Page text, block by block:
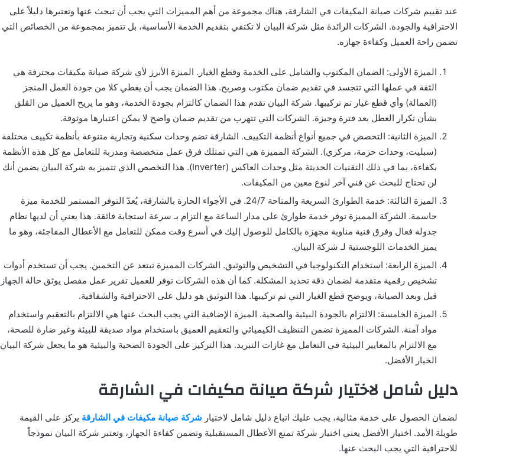
عند تقييم شركات صيانة المكيفات في الشارقة، هناك مجموعة من أهم المميزات التي يجب أن تبحث عنها وتعتبرها دليلاً على
الاحترافية والجودة. الشركات الرائدة مثل شركة البيان لا تكتفي بتقديم الخدمة الأساسية، بل تتميز بمجموعة من الخصائص التي
تضمن راحة العميل وكفاءة جهازه.
الميزة الأولى: الضمان المكتوب والشامل على الخدمة وقطع الغيار. الميزة الأبرز لأي شركة صيانة مكيفات محترفة هي
الثقة في عملها التي تتجسد في تقديم ضمان مكتوب وصريح. هذا الضمان يجب أن يغطي كلا من جودة العمل المنجز
(العمالة) وأي قطع غيار تم تركيبها. شركة البيان تقدم هذا الضمان كالتزام بجودة الخدمة، وهو ما يريح العميل من القلق
بشأن تكرار العطل بعد فترة وجيزة. الشركات التي تتهرب من تقديم ضمان واضح لا يمكن اعتبارها موثوقة.
الميزة الثانية: التخصص في جميع أنواع أنظمة التكييف. الشارقة تضم وحدات سكنية وتجارية متنوعة بأنظمة تكييف مختلفة
(سبليت، وحدات حزمة، مركزي). الشركة المميزة هي التي تمتلك فرق عمل متخصصة ومدربة للتعامل مع كل هذه الأنظمة
بكفاءة، بما في ذلك التقنيات الحديثة مثل وحدات العاكس (Inverter). هذا التخصص الذي تتميز به شركة البيان يضمن أنك
لن تحتاج للبحث عن فني آخر لنوع معين من المكيفات.
الميزة الثالثة: خدمة الطوارئ السريعة والمتاحة 24/7. في الأجواء الحارة بالشارقة، يُعدّ التوفر المستمر للخدمة ميزة
حاسمة. الشركة المميزة توفر خدمة طوارئ على مدار الساعة مع التزام بـ سرعة استجابة فائقة. هذا يعني أن لديها نظام
جدولة فعال وفرق فنية مناوبة مجهزة بالكامل للوصول إليك في أسرع وقت ممكن للتعامل مع الأعطال المفاجئة، وهو ما
يميز الخدمات اللوجستية لـ شركة البيان.
الميزة الرابعة: استخدام التكنولوجيا في التشخيص والتوثيق. الشركات المميزة تبتعد عن التخمين. يجب أن تستخدم أدوات
تشخيص رقمية متقدمة لضمان دقة تحديد المشكلة. كما أن هذه الشركات توفر للعميل تقرير عمل مفصل يوثق حالة الجهاز
قبل وبعد الصيانة، ويوضح قطع الغيار التي تم تركيبها. هذا التوثيق هو دليل على الاحترافية والشفافية.
الميزة الخامسة: الالتزام بالجودة البيئية والصحية. الميزة الإضافية التي يجب البحث عنها هي الالتزام بالتعقيم واستخدام
مواد آمنة. الشركات المميزة تضمن التنظيف الكيميائي والتعقيم العميق باستخدام مواد صديقة للبيئة وغير ضارة للصحة،
مع الالتزام بالمعايير البيئية في التعامل مع غازات التبريد. هذا التركيز على الجودة الصحية والبيئية هو ما يجعل شركة البيان
الخيار الأفضل.
دليل شامل لاختيار شركة صيانة مكيفات في الشارقة
لضمان الحصول على خدمة مثالية، يجب عليك اتباع دليل شامل لاختيار شركة صيانة مكيفات في الشارقة يركز على القيمة
طويلة الأمد. اختيار الأفضل يعني اختيار شركة تمنع الأعطال المستقبلية وتضمن كفاءة الجهاز، وتعتبر شركة البيان نموذجاً
للاحترافية التي يجب البحث عنها.